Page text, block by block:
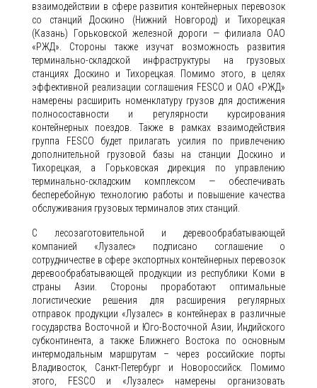
взаимодействии в сфере развития контейнерных перевозок
со станций Доскино (Нижний Новгород) и Тихорецкая
(Казань) Горьковской железной дороги — филиала ОАО
«РЖД». Стороны также изучат возможность развития
терминально-складской инфраструктуры на грузовых
станциях Доскино и Тихорецкая. Помимо этого, в целях
эффективной реализации соглашения FESCO и ОАО «РЖД»
намерены расширить номенклатуру грузов для достижения
полносоставности и регулярности курсирования
контейнерных поездов. Также в рамках взаимодействия
группа FESCO будет прилагать усилия по привлечению
дополнительной грузовой базы на станции Доскино и
Тихорецкая, а Горьковская дирекция по управлению
терминально-складским комплексом — обеспечивать
бесперебойную технологию работы и повышение качества
обслуживания грузовых терминалов этих станций.
С лесозаготовительной и деревообрабатывающей
компанией «Лузалес» подписано соглашение о
сотрудничестве в сфере экспортных контейнерных перевозок
деревообрабатывающей продукции из республики Коми в
страны Азии. Стороны проработают оптимальные
логистические решения для расширения регулярных
отправок продукции «Лузалес» в контейнерах в различные
государства Восточной и Юго-Восточной Азии, Индийского
субконтинента, а также Ближнего Востока по основным
интермодальным маршрутам – через российские порты
Владивосток, Санкт-Петербург и Новороссийск. Помимо
этого, FESCO и «Лузалес» намерены организовать